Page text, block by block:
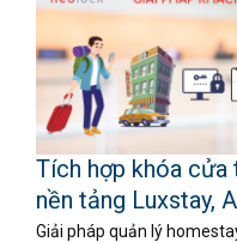
Tích hợp khóa
nền tảng Luxstay,
Giải pháp quản lý